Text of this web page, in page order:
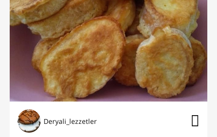
Deryali_lezzetler